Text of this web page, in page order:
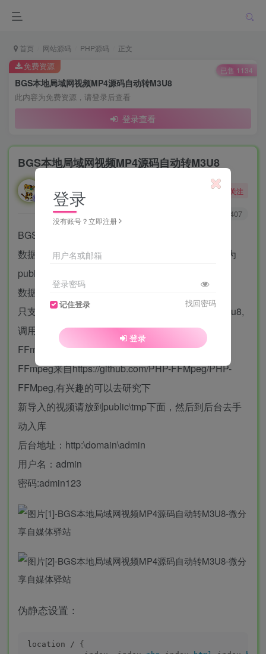
首页 网站源码 PHP源码 正文
BGS本地局域网视频MP4源码自动转M3U8
此内容为免费资源，请登录后查看
登录查看
免费资源 已售 1134
BGS本地局域网视频MP4源码自动转M3U8
酒醒只在花前坐，酒醉还来花下眠。
关注
1407
BGS本地局域网视频源码是PHP的，TP5.1
数据库和伪静态设置在压缩包，记得设置运行目录为
public
数据库配置请到 config\database.php中修改
只支持MP4，上传后观看时候会自动进行转换为m3u8,
调用的是FFmpeg，主要就是为了研究php使用
FFmpeg，
FFmpeg来自https://github.com/PHP-FFMpeg/PHP-
FFMpeg,有兴趣的可以去研究下
新导入的视频请放到public\tmp下面，然后到后台去手
动入库
后台地址：http:\domain\admin
用户名：admin
密码:admin123
伪静态设置：
location / {
登录
没有账号？立即注册
用户名或邮箱
登录密码
记住登录 找回密码
登录